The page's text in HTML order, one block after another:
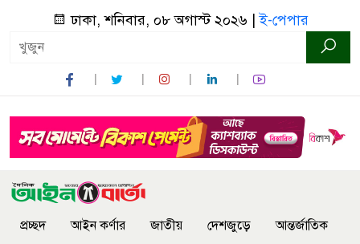
ঢাকা, শনিবার, ০৮ অগাস্ট ২০২৬ |ই-পেপার
প্রচ্ছদ আইন কর্ণার জাতীয় দেশজুড়ে আন্তর্জাতিক